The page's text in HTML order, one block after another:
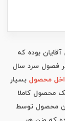
بوده که
در فصول سرد سال
محصول بسیار
محصول کاملا
محصول توسط